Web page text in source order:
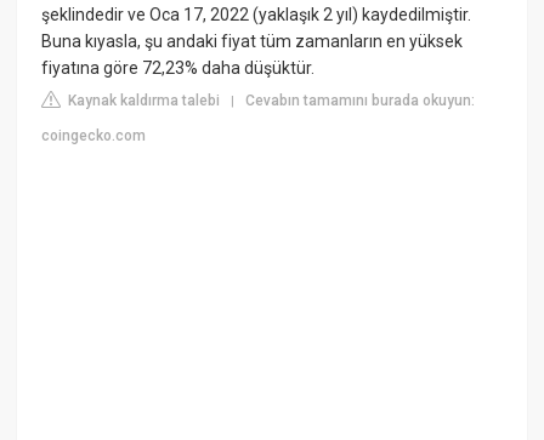
şeklindedir ve Oca 17, 2022 (yaklaşık 2 yıl) kaydedilmiştir.
Buna kıyasla, şu andaki fiyat tüm zamanların en yüksek
fiyatına göre 72,23% daha düşüktür.
Kaynak kaldırma talebi |Cevabın tamamını burada okuyun:
coingecko.com